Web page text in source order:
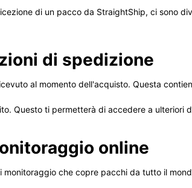
di un pacco da StraightShip, ci sono
di spedizione
al momento dell'acquisto. Questa
Questo ti permetterà di accedere a ulteriori
online
monitoraggio che copre pacchi da tutto il